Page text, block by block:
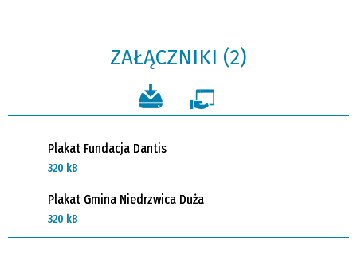
ZAŁĄCZNIKI (2)
Plakat Fundacja Dantis
320 kB
Plakat Gmina Niedrzwica Duża
320 kB